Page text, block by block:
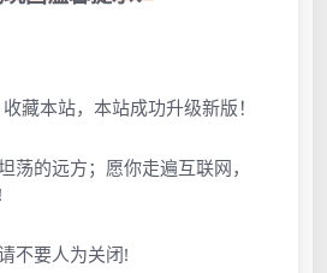
收藏本站，本站成功升级新版！
荡的远方；愿你走遍互联网，
不要人为关闭!